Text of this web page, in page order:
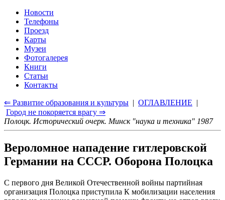
Новости
Телефоны
Проезд
Карты
Музеи
Фотогалерея
Книги
Статьи
Контакты
⇐ Развитие образования и культуры | ОГЛАВЛЕНИЕ |
Город не покоряется врагу ⇒
Полоцк. Исторический очерк. Минск "наука и техника" 1987
Вероломное нападение гитлеровской
Германии на СССР. Оборона Полоцка
С первого дня Великой Отечественной войны партийная
организация Полоцка приступила К мобилизации населения